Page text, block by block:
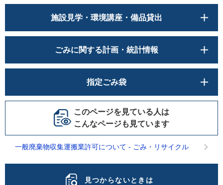
施設見学・環境講座・備品貸出
ごみに関する計画・統計情報
指定ごみ袋
このページを見ている人は
こんなページも見ています
一般廃棄物収集運搬業許可について - ごみ・リサイクル
見つからないときは